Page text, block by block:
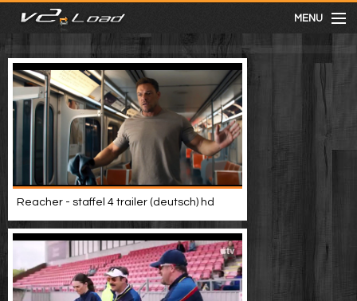
MENU
meist gesehen
neuste
kategorien
Menu
mit facebook anmelden
Reacher - staffel 4 trailer (deutsch) hd